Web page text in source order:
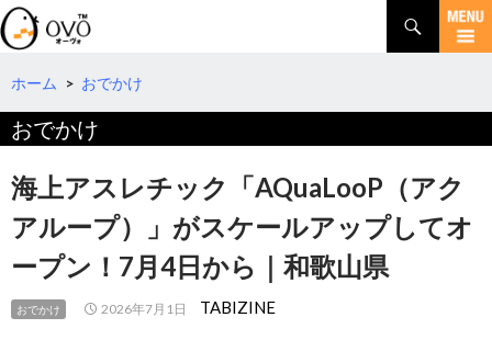
検
索
コ
テ
ツ
へ
移
動
ホーム > おでかけ
おでかけ
海上アスレチック「AQuaLooP（アク
アループ）」がスケールアップしてオ
ープン！7月4日から｜和歌山県
おでかけ 2026年7月1日 TABIZINE